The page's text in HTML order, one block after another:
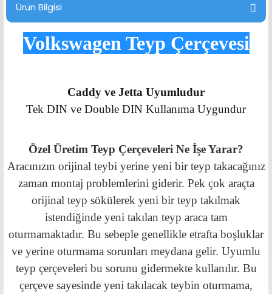
Ürün Bilgisi
Volkswagen Teyp Çerçevesi
Caddy ve Jetta Uyumludur
Tek DIN ve Double DIN Kullanıma Uygundur
Özel Üretim Teyp Çerçeveleri Ne İşe Yarar?
Aracınızın orijinal teybi yerine yeni bir teyp takacağınız
zaman montaj problemlerini giderir. Pek çok araçta
orijinal teyp sökülerek yeni bir teyp takılmak
istendiğinde yeni takılan teyp araca tam
oturmamaktadır. Bu sebeple genellikle etrafta boşluklar
ve yerine oturmama sorunları meydana gelir. Uyumlu
teyp çerçeveleri bu sorunu gidermekte kullanılır. Bu
çerçeve sayesinde yeni takılacak teybin oturmama,